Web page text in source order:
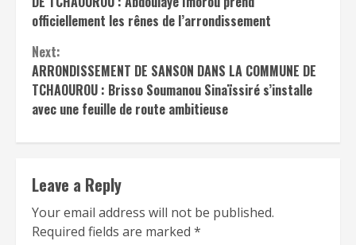
officiellement les rênes de l’arrondissement
Next:
ARRONDISSEMENT DE SANSON DANS LA COMMUNE DE
TCHAOUROU : Brisso Soumanou Sinaïssiré s’installe
avec une feuille de route ambitieuse
Leave a Reply
Your email address will not be published.
Required fields are marked *